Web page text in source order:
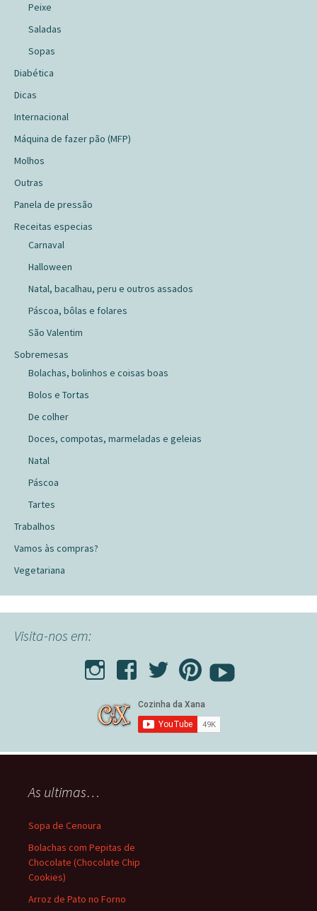
Peixe
Saladas
Sopas
Diabética
Dicas
Internacional
Máquina de fazer pão (MFP)
Molhos
Outras
Panela de pressão
Receitas especias
Carnaval
Halloween
Natal, bacalhau, peru e outros assados
Páscoa, bôlas e folares
São Valentim
Sobremesas
Bolachas, bolinhos e coisas boas
Bolos e Tortas
De colher
Doces, compotas, marmeladas e geleias
Natal
Páscoa
Tartes
Trabalhos
Vamos às compras?
Vegetariana
Visita-nos em:
As ultimas…
Sopa de Cenoura
Bolachas com Pepitas de
Chocolate (Chocolate Chip
Cookies)
Arroz de Pato no Forno